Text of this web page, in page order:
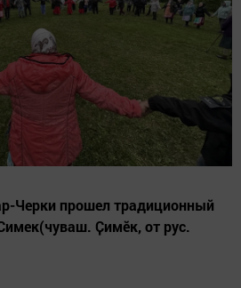
Черки прошел традиционный
Ҫимӗк, от рус.